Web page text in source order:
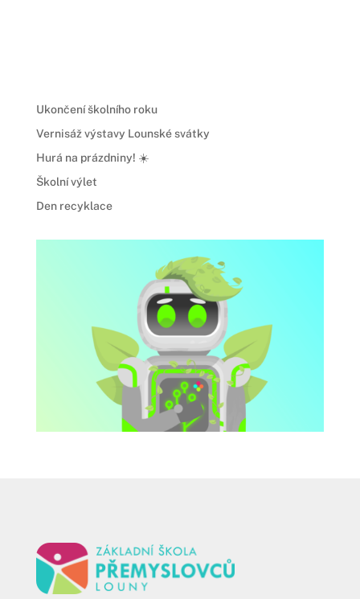
Ukončení školního roku
Vernisáž výstavy Lounské svátky
Hurá na prázdniny! ☀️
Školní výlet
Den recyklace